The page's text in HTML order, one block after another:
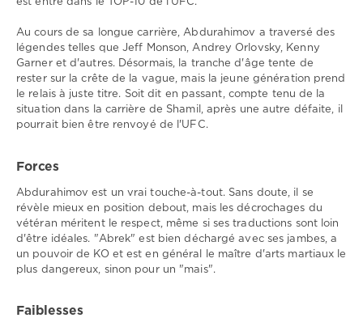
est entré dans le TOP-10 de l'UFC.
Au cours de sa longue carrière, Abdurahimov a traversé des
légendes telles que Jeff Monson, Andrey Orlovsky, Kenny
Garner et d'autres. Désormais, la tranche d'âge tente de
rester sur la crête de la vague, mais la jeune génération prend
le relais à juste titre. Soit dit en passant, compte tenu de la
situation dans la carrière de Shamil, après une autre défaite, il
pourrait bien être renvoyé de l'UFC.
Forces
Abdurahimov est un vrai touche-à-tout. Sans doute, il se
révèle mieux en position debout, mais les décrochages du
vétéran méritent le respect, même si ses traductions sont loin
d'être idéales. "Abrek" est bien déchargé avec ses jambes, a
un pouvoir de KO et est en général le maître d'arts martiaux le
plus dangereux, sinon pour un "mais".
Faiblesses